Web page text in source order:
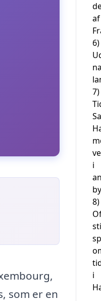
som er en
af
6)
7)
i
8)
i